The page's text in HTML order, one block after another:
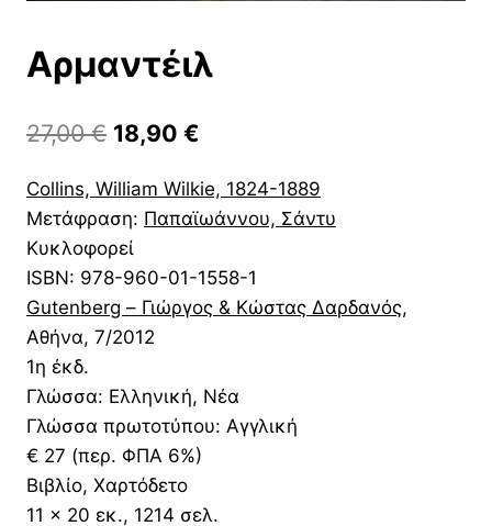
Αρμαντέιλ
27,00€ Original
was:
27,00 €.
18,90 €
τιμή
18,90 €.
Collins, William Wilkie, 1824-1889
Μετάφραση: Παπαϊωάννου, Σάντυ
Κυκλοφορεί
ISBN: 978-960-01-1558-1
Gutenberg – Γιώργος & Κώστας Δαρδανός,
Αθήνα, 7/2012
1η έκδ.
Γλώσσα: Ελληνική, Νέα
Γλώσσα πρωτοτύπου: Αγγλική
€ 27 (περ. ΦΠΑ 6%)
Βιβλίο, Χαρτόδετο
11 x 20 εκ., 1214 σελ.